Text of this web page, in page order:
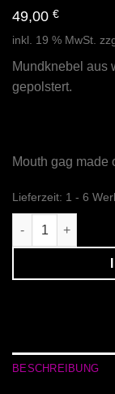
49,00 €
inkl. 19 % MwSt.
Mundknebel aus
gepolstert.
Mouth gag made
Lieferzeit: 1 - 6
Ledermundknebel
BESCHREIBUNG